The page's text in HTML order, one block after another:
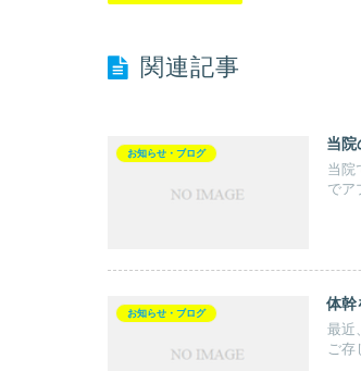
関連記事
お知らせ・ブログ
当院
当院
でア
お知らせ・ブログ
体幹
最近
ご存